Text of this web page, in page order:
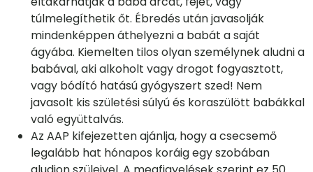
túlmelegíthetik őt. Ébredés után javasolják
mindenképpen áthelyezni a babát a saját
ágyába. Kiemelten tilos olyan személynek aludni a
babával, aki alkoholt vagy drogot fogyasztott,
vagy bódító hatású gyógyszert szed! Nem
javasolt kis születési súlyú és koraszülött babákkal
való együttalvás.
Az AAP kifejezetten ajánlja, hogy a csecsemő
legalább hat hónapos koráig egy szobában